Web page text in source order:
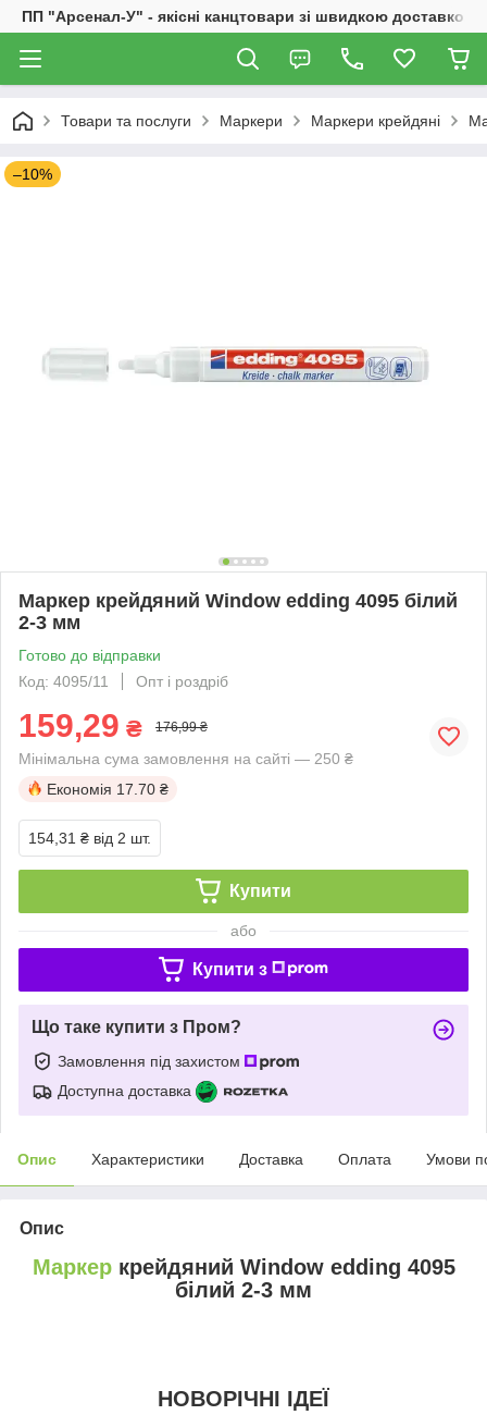
ПП "Арсенал-У" - якісні канцтовари зі швидкою доставкою
Товари та послуги Маркери Маркери крейдяні
–10%
Маркер крейдяний Window edding 4095 білий
2-3 мм
Готово до відправки
Код: 4095/11
Опт і роздріб
159,29 ₴ 176,99 ₴
Мінімальна сума замовлення на сайті — 250 ₴
Економія 17.70 ₴
154,31 ₴ від 2 шт.
Купити
або
Купити з
Що таке купити з Пром?
Замовлення під захистом
Доступна доставка
Опис Характеристики Доставка Оплата Умови
Опис
Маркеркрейдяний Window edding 4095
білий 2-3 мм
НОВОРІЧНІ ІДЕЇ